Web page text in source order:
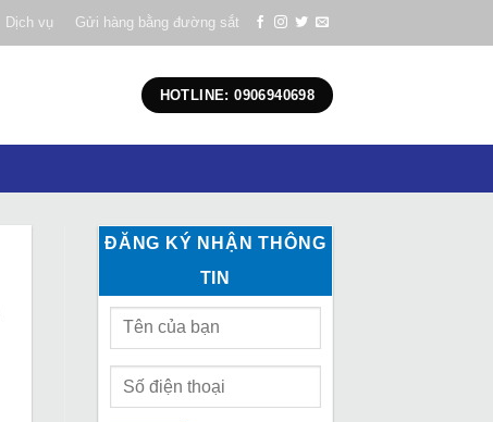
Dịch vụ Gửi hàng bằng đường sắt
HOTLINE: 0906940698
ĐĂNG KÝ NHẬN THÔNG
TIN